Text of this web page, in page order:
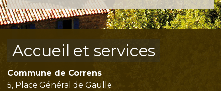
Accueil et services
Commune de Correns
5, Place Général de Gaulle